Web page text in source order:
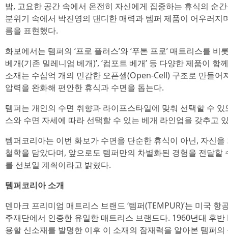
밤, 고요한 공간 속에서 온전히 자신에게 집중하는 휴식의 순
분위기 속에서 박진영의 댄디한 매력과 템퍼 제품이 어우러지
름을 표현했다.
화보에서는 템퍼의 ‘프로 플러스’와 ‘푸톤 프로’ 매트리스를 비
베개(기존 밀레니엄 베개)’, ‘컴포트 베개’ 등 다양한 제품이
소재는 수십억 개의 민감한 오픈셀(Open-Cell) 구조로 만들어
압력을 완화해 편안한 휴식과 수면을 돕는다.
템퍼는 개인의 수면 취향과 라이프스타일에 맞춰 선택할 수
스와 수면 자세에 따라 선택할 수 있는 베개 라인업을 갖추고
템퍼코리아는 이번 화보가 수면을 단순한 휴식이 아닌, 자신
철학을 담았다며, 앞으로도 템퍼만의 차별화된 경험을 전달
를 선보일 계획이라고 밝혔다.
템퍼코리아 소개
덴마크 프리미엄 매트리스 브랜드 ‘템퍼(TEMPUR)’는 미국
주재단에서 인증한 유일한 매트리스 브랜드다. 1960년대 후
용할 신소재를 발명한 이후 이 소재의 잠재력을 알아본 템퍼